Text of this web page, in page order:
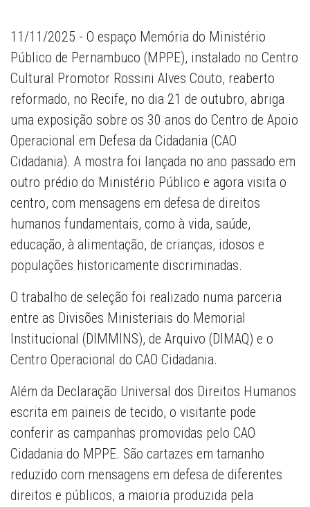
11/11/2025 - O espaço Memória do Ministério
Público de Pernambuco (MPPE), instalado no Centro
Cultural Promotor Rossini Alves Couto, reaberto
reformado, no Recife, no dia 21 de outubro, abriga
uma exposição sobre os 30 anos do Centro de Apoio
Operacional em Defesa da Cidadania (CAO
Cidadania). A mostra foi lançada no ano passado em
outro prédio do Ministério Público e agora visita o
centro, com mensagens em defesa de direitos
humanos fundamentais, como à vida, saúde,
educação, à alimentação, de crianças, idosos e
populações historicamente discriminadas.
O trabalho de seleção foi realizado numa parceria
entre as Divisões Ministeriais do Memorial
Institucional (DIMMINS), de Arquivo (DIMAQ) e o
Centro Operacional do CAO Cidadania.
Além da Declaração Universal dos Direitos Humanos
escrita em paineis de tecido, o visitante pode
conferir as campanhas promovidas pelo CAO
Cidadania do MPPE. São cartazes em tamanho
reduzido com mensagens em defesa de diferentes
direitos e públicos, a maioria produzida pela